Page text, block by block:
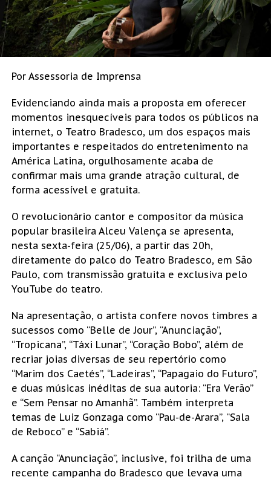
Por Assessoria de Imprensa
Evidenciando ainda mais a proposta em oferecer
momentos inesquecíveis para todos os públicos na
internet, o Teatro Bradesco, um dos espaços mais
importantes e respeitados do entretenimento na
América Latina, orgulhosamente acaba de
confirmar mais uma grande atração cultural, de
forma acessível e gratuita.
O revolucionário cantor e compositor da música
popular brasileira Alceu Valença se apresenta,
nesta sexta-feira (25/06), a partir das 20h,
diretamente do palco do Teatro Bradesco, em São
Paulo, com transmissão gratuita e exclusiva pelo
YouTube do teatro.
Na apresentação, o artista confere novos timbres a
sucessos como “Belle de Jour”, “Anunciação”,
“Tropicana”, “Táxi Lunar”, “Coração Bobo”, além de
recriar joias diversas de seu repertório como
“Marim dos Caetés”, “Ladeiras”, “Papagaio do Futuro”,
e duas músicas inéditas de sua autoria: “Era Verão”
e “Sem Pensar no Amanhã”. Também interpreta
temas de Luiz Gonzaga como “Pau-de-Arara”, “Sala
de Reboco” e “Sabiá”.
A canção “Anunciação”, inclusive, foi trilha de uma
recente campanha do Bradesco que levava uma